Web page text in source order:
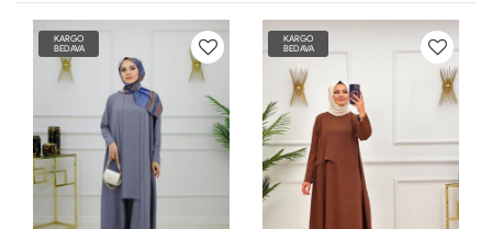
KARGO
BEDAVA
KARGO
BEDAVA